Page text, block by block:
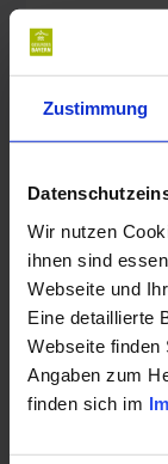
Zustimmung
Wir nutzen
ihnen sind
Webseite und
Eine detaillierte
Webseite finden
Angaben zum
finden sich im
Rheuma
spezialisiert auf
Rehabilitation
Grundlage und
ist ein
ganzheitlichen